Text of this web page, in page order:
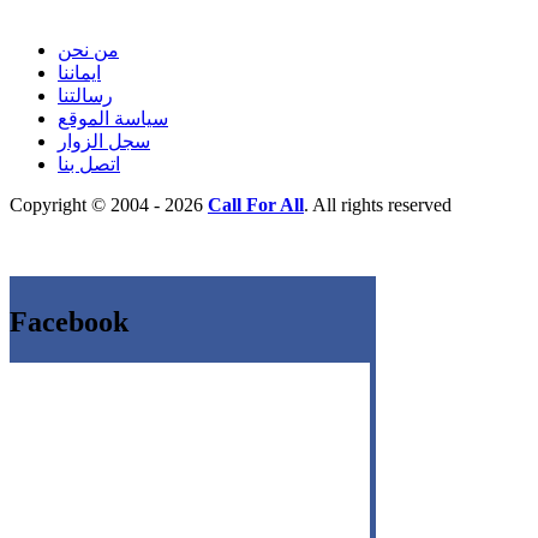
من نحن
ايماننا
رسالتنا
سياسة الموقع
سجل الزوار
اتصل بنا
Copyright © 2004 - 2026 Call For All. All rights reserved
Facebook